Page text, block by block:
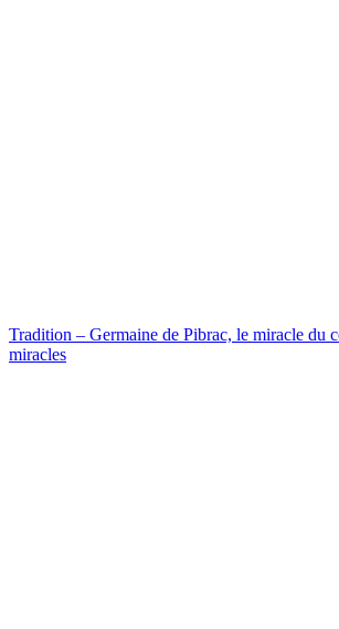
Tradition – Germaine de Pibrac, le miracle du
miracles